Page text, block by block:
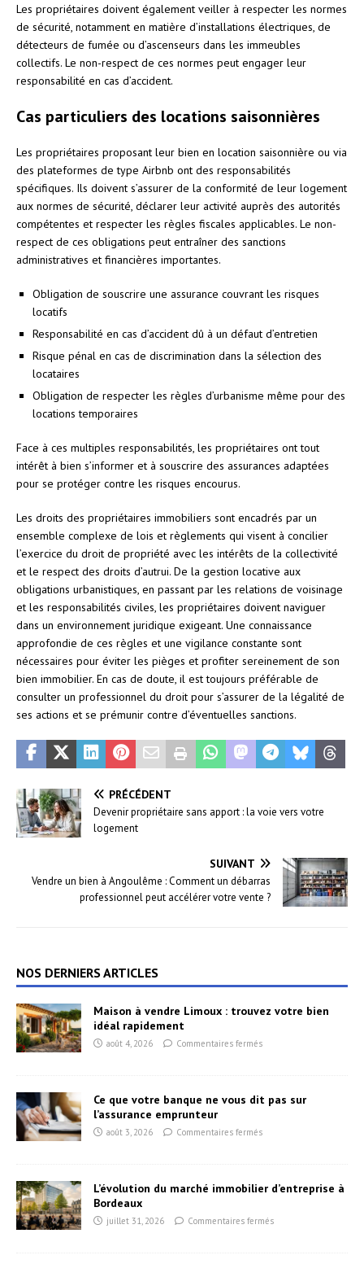
Les propriétaires doivent également veiller à respecter les normes
de sécurité, notamment en matière d’installations électriques, de
détecteurs de fumée ou d’ascenseurs dans les immeubles
collectifs. Le non-respect de ces normes peut engager leur
responsabilité en cas d’accident.
Cas particuliers des locations saisonnières
Les propriétaires proposant leur bien en location saisonnière ou via
des plateformes de type Airbnb ont des responsabilités
spécifiques. Ils doivent s’assurer de la conformité de leur logement
aux normes de sécurité, déclarer leur activité auprès des autorités
compétentes et respecter les règles fiscales applicables. Le non-
respect de ces obligations peut entraîner des sanctions
administratives et financières importantes.
Obligation de souscrire une assurance couvrant les risques
locatifs
Responsabilité en cas d’accident dû à un défaut d’entretien
Risque pénal en cas de discrimination dans la sélection des
locataires
Obligation de respecter les règles d’urbanisme même pour des
locations temporaires
Face à ces multiples responsabilités, les propriétaires ont tout
intérêt à bien s’informer et à souscrire des assurances adaptées
pour se protéger contre les risques encourus.
Les droits des propriétaires immobiliers sont encadrés par un
ensemble complexe de lois et règlements qui visent à concilier
l’exercice du droit de propriété avec les intérêts de la collectivité
et le respect des droits d’autrui. De la gestion locative aux
obligations urbanistiques, en passant par les relations de voisinage
et les responsabilités civiles, les propriétaires doivent naviguer
dans un environnement juridique exigeant. Une connaissance
approfondie de ces règles et une vigilance constante sont
nécessaires pour éviter les pièges et profiter sereinement de son
bien immobilier. En cas de doute, il est toujours préférable de
consulter un professionnel du droit pour s’assurer de la légalité de
ses actions et se prémunir contre d’éventuelles sanctions.
PRÉCÉDENT
Devenir propriétaire sans apport : la voie vers votre
logement
SUIVANT
Vendre un bien à Angoulême : Comment un débarras
professionnel peut accélérer votre vente ?
NOS DERNIERS ARTICLES
Maison à vendre Limoux : trouvez votre bien
idéal rapidement
août 4, 2026 Commentaires fermés
Ce que votre banque ne vous dit pas sur
l’assurance emprunteur
août 3, 2026 Commentaires fermés
L’évolution du marché immobilier d’entreprise à
Bordeaux
juillet 31, 2026 Commentaires fermés